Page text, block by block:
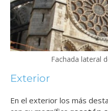
Fachada lateral
Exterior
En el exterior los más